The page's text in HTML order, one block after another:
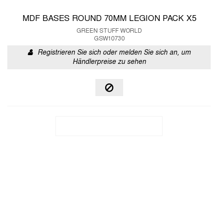
MDF BASES ROUND 70MM LEGION PACK X5
GREEN STUFF WORLD
GSW10730
Registrieren Sie sich oder melden Sie sich an, um
Händlerpreise zu sehen